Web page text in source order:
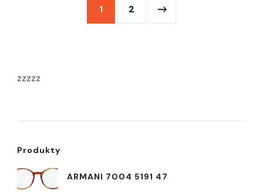
1 2
zzzzz
Produkty
ARMANI 7004 5191 47